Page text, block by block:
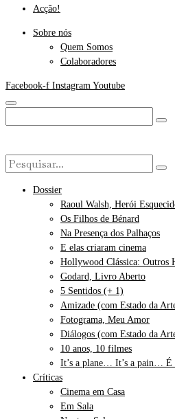
Acção!
Sobre nós
Quem Somos
Colaboradores
Facebook-f Instagram Youtube
Dossier
Raoul Walsh, Herói
Os Filhos de Bénard
Na Presença dos Palhaços
E elas criaram cinema
Hollywood Clássica: Outros
Godard, Livro Aberto
5 Sentidos (+ 1)
Amizade (com Estado da
Fotograma, Meu Amor
Diálogos (com Estado da
10 anos, 10 filmes
It’s a plane… It’s a pain… É
Críticas
Cinema em Casa
Em Sala